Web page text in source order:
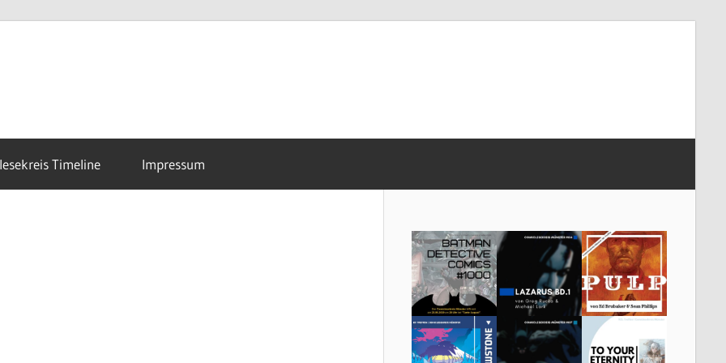
Timeline Impressum